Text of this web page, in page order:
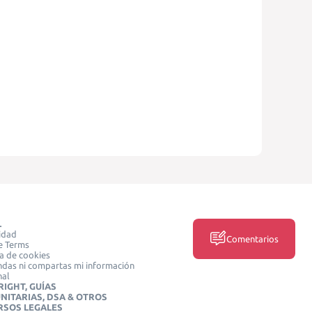
Terms
de cookies
ni compartas mi información
GUÍAS
DSA & OTROS
LEGALES
Comentarios